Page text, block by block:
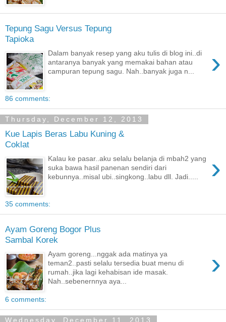
Tepung Sagu Versus Tepung
Tapioka
›
Dalam banyak resep yang aku tulis di blog ini..di
antaranya banyak yang memakai bahan atau
campuran tepung sagu. Nah..banyak juga n...
86 comments:
Thursday, December 12, 2013
Kue Lapis Beras Labu Kuning &
Coklat
›
Kalau ke pasar..aku selalu belanja di mbah2 yang
suka bawa hasil panenan sendiri dari
kebunnya..misal ubi..singkong..labu dll. Jadi.....
35 comments:
Ayam Goreng Bogor Plus
Sambal Korek
›
Ayam goreng...nggak ada matinya ya
teman2..pasti selalu tersedia buat menu di
rumah..jika lagi kehabisan ide masak.
Nah..sebenernnya aya...
6 comments:
Wednesday, December 11, 2013